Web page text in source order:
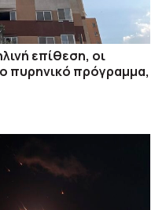
επίθεση, οι
πυρηνικό πρόγραμμα,